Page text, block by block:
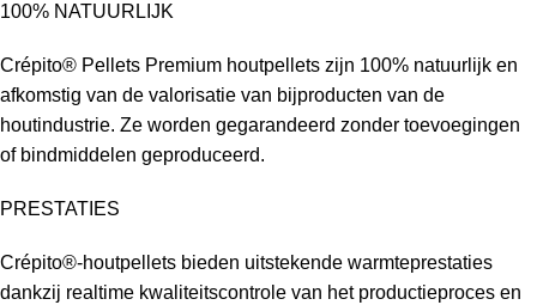
100% NATUURLIJK
Crépito® Pellets Premium houtpellets zijn 100% natuurlijk en
afkomstig van de valorisatie van bijproducten van de
houtindustrie. Ze worden gegarandeerd zonder toevoegingen
of bindmiddelen geproduceerd.
PRESTATIES
Crépito®-houtpellets bieden uitstekende warmteprestaties
dankzij realtime kwaliteitscontrole van het productieproces en